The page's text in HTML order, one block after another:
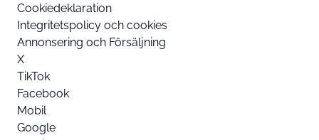
Cookiedeklaration
Integritetspolicy och cookies
Annonsering och Försäljning
X
TikTok
Facebook
Mobil
Google